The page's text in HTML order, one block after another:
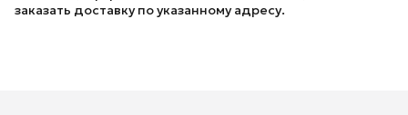
заказать доставку по указанному адресу.